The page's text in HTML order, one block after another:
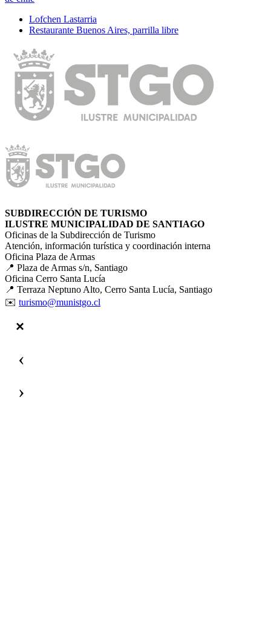
Lofchen Lastarria
Restaurante Buenos Aires, parrilla libre
SUBDIRECCIÓN DE TURISMO
ILUSTRE MUNICIPALIDAD DE SANTIAGO
Oficinas de la Subdirección de Turismo
Atención, información turística y coordinación interna
Oficina Plaza de Armas
📍 Plaza de Armas s/n, Santiago
Oficina Cerro Santa Lucía
📍 Terraza Neptuno Alto, Cerro Santa Lucía, Santiago
✉️ turismo@munistgo.cl
‹
›